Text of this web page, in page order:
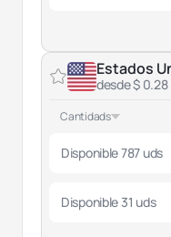
Estados
desde $ 0.28
Cantidads
Disponible 787 uds
Disponible 31 uds